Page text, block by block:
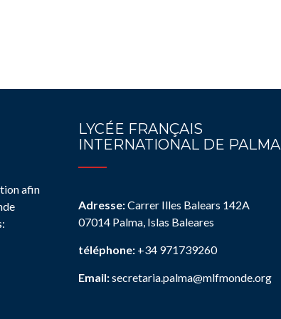
afin
LYCÉE FRANÇAIS
INTERNATIONAL DE PALMA
Adresse:Carrer Illes Balears 142A
07014 Palma, Islas Baleares
téléphone: +34 971739260
Email:secretaria.palma@mlfmonde.org